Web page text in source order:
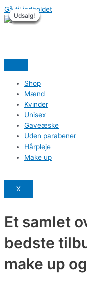
Gå til indholdet
Shop
Mænd
Kvinder
Unisex
Gaveæske
Uden parabener
Hårpleje
Make up
X
Et samlet
bedste
make up
Udsalg!
Udsalg!
Udsalg!
Udsalg!
Udsalg!
Udsalg!